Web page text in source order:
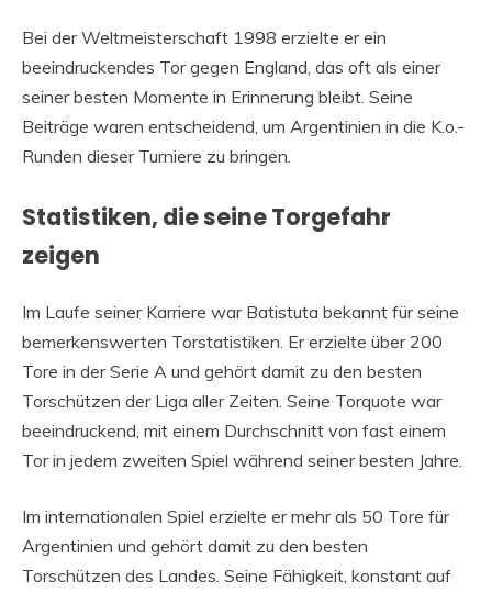
Bei der Weltmeisterschaft 1998 erzielte er ein
beeindruckendes Tor gegen England, das oft als einer
seiner besten Momente in Erinnerung bleibt. Seine
Beiträge waren entscheidend, um Argentinien in die K.o.-
Runden dieser Turniere zu bringen.
Statistiken, die seine Torgefahr
zeigen
Im Laufe seiner Karriere war Batistuta bekannt für seine
bemerkenswerten Torstatistiken. Er erzielte über 200
Tore in der Serie A und gehört damit zu den besten
Torschützen der Liga aller Zeiten. Seine Torquote war
beeindruckend, mit einem Durchschnitt von fast einem
Tor in jedem zweiten Spiel während seiner besten Jahre.
Im internationalen Spiel erzielte er mehr als 50 Tore für
Argentinien und gehört damit zu den besten
Torschützen des Landes. Seine Fähigkeit, konstant auf